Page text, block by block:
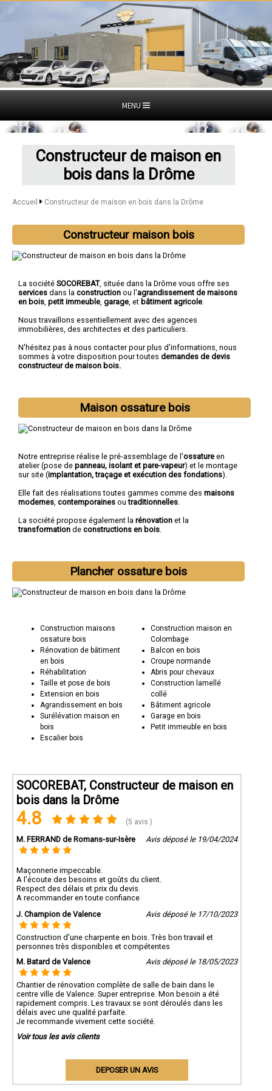
MENU
Constructeur de maison en
bois dans la Drôme
Accueil Constructeur de maison en bois dans la Drôme
Constructeur maison bois
La société SOCOREBAT, située dans la Drôme vous offre ses
services dans la construction ou l'agrandissement de maisons
en bois petit immeuble garage , et bâtiment agricole
Nous travaillons essentiellement avec des agences
immobilières, des architectes et des particuliers.
N'hésitez pas à nous contacter pour plus d'informations, nous
sommes à votre disposition pour toutes demandes de devis
constructeur de maison bois.
Maison ossature bois
Notre entreprise réalise le pré-assemblage de l'ossature en
atelier (pose de panneau, isolant et pare-vapeur) et le montage
sur site (implantation, traçage et exécution des fondations).
Elle fait des réalisations toutes gammes comme des maisons
modernes contemporaines outraditionnelles
La société propose également la rénovation et la
transformation de constructions en bois
Plancher ossature bois
Construction maisons
ossature bois
Rénovation de bâtiment
en bois
Réhabilitation
Taille et pose de bois
Extension en bois
Agrandissement en bois
Surélévation maison en
bois
Escalier bois
Construction maison en
Colombage
Balcon en bois
Croupe normande
Abris pour chevaux
Construction lamellé
collé
Bâtiment agricole
Garage en bois
Petit immeuble en bois
SOCOREBAT, Constructeur de maison en
bois dans la Drôme
4.8 (5 avis )
M. FERRAND de Romans-sur-Isère Avis déposé le 19/04/2024
Maçonnerie impeccable.
A l'écoute des besoins et goûts du client.
Respect des délais et prix du devis.
A recommander en toute confiance
J. Champion de Valence
Avis déposé le 17/10/2023
Construction d'une charpente en bois. Très bon travail et
personnes très disponibles et compétentes
M. Batard de Valence
Avis déposé le 18/05/2023
Chantier de rénovation complète de salle de bain dans le
centre ville de Valence. Super entreprise. Mon besoin a été
rapidement compris. Les travaux se sont déroulés dans les
délais avec une qualité parfaite.
Je recommande vivement cette société.
Voir tous les avis clients
DEPOSER UN AVIS